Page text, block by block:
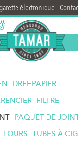
électronique
DREHPAPIER
FILTRE
PAQUET DE
TOURS TUBES À